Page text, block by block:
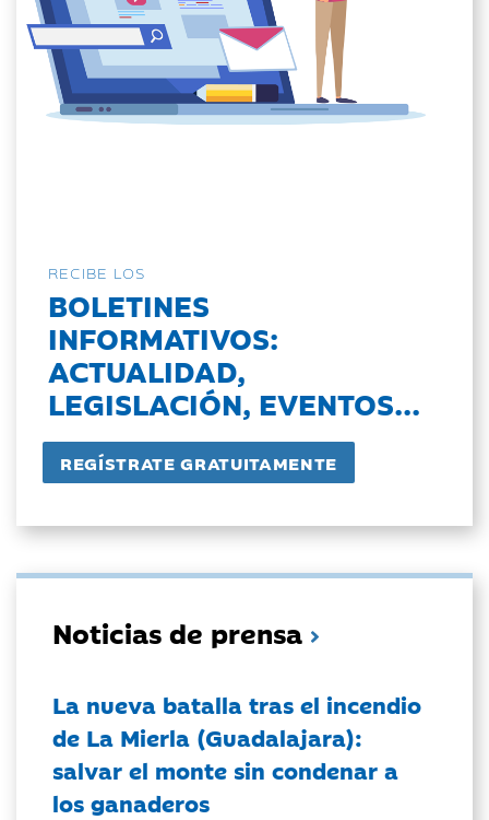
RECIBE LOS
BOLETINES
INFORMATIVOS:
ACTUALIDAD,
LEGISLACIÓN, EVENTOS...
Noticias de prensa
La nueva batalla tras el incendio
de La Mierla (Guadalajara):
salvar el monte sin condenar a
los ganaderos